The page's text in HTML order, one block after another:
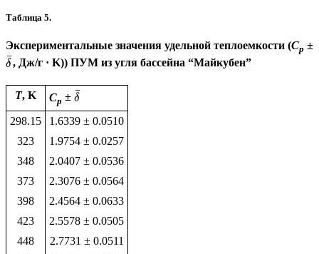
Таблица 5.
Экспериментальные значения удельной теплоемкости (Cp ±
δ
¯, Дж/г · K)) ПУМ из угля бассейна “Майкубен”
Т, K Cp ± δ
¯
298.15
1.6339 ± 0.0510
323
1.9754 ± 0.0257
348
2.0407 ± 0.0536
373
2.3076 ± 0.0564
398
2.4564 ± 0.0633
423
2.5578 ± 0.0505
448
2.7731 ± 0.0511